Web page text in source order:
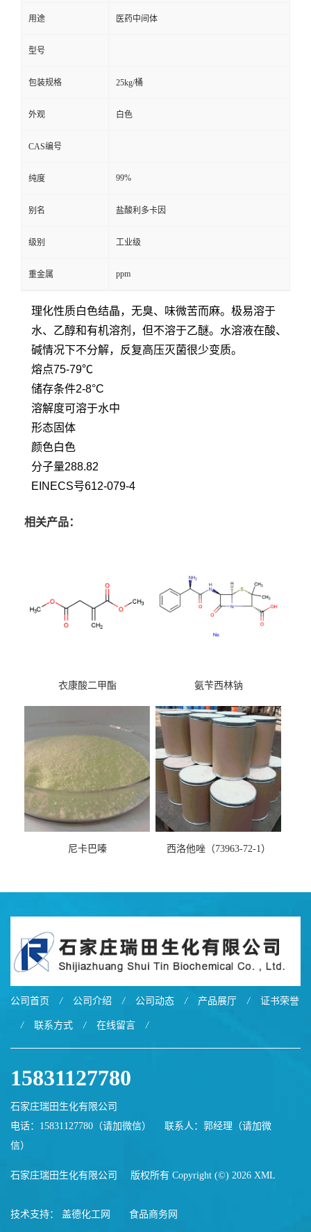
用途 医药中间体
型号
包装规格 25kg/桶
外观 白色
CAS编号
纯度 99%
别名 盐酸利多卡因
级别 工业级
重金属 ppm
理化性质白色结晶，无臭、味微苦而麻。极易溶于
水、乙醇和有机溶剂，但不溶于乙醚。水溶液在酸、
碱情况下不分解，反复高压灭菌很少变质。
熔点75-79℃
储存条件2-8°C
溶解度可溶于水中
形态固体
颜色白色
分子量288.82
EINECS号612-079-4
相关产品：
衣康酸二甲酯 氨苄西林钠
尼卡巴嗪 西洛他唑（73963-72-1）
公司首页 / 公司介绍 / 公司动态 / 产品展厅 / 证书荣誉
/ 联系方式 / 在线留言 /
15831127780
石家庄瑞田生化有限公司
电话：15831127780（请加微信）
联系人：郭经理（请加微
信）
石家庄瑞田生化有限公司 版权所有 Copyright (©) 2026 XML
技术支持： 盖德化工网 食品商务网